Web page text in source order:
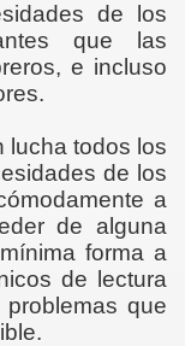
de los
que las
e incluso
lucha todos los
de los
a
de alguna
forma a
de lectura
que